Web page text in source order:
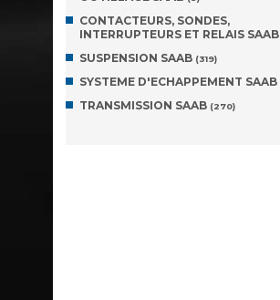
CONTACTEURS, SONDES,
INTERRUPTEURS ET RELAIS SAAB
SUSPENSION SAAB (319)
SYSTEME D'ECHAPPEMENT SAAB
TRANSMISSION SAAB (270)